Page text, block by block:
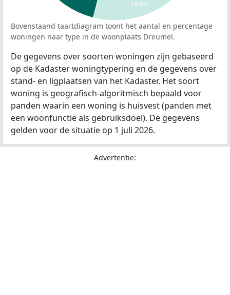
18,6%
Bovenstaand taartdiagram toont het aantal en percentage
woningen naar type in de woonplaats Dreumel.
De gegevens over soorten woningen zijn gebaseerd
op de Kadaster woningtypering en de gegevens over
stand- en ligplaatsen van het Kadaster. Het soort
woning is geografisch-algoritmisch bepaald voor
panden waarin een woning is huisvest (panden met
een woonfunctie als gebruiksdoel). De gegevens
gelden voor de situatie op 1 juli 2026.
Advertentie: